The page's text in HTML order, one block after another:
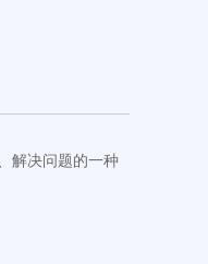
解决问题的一种